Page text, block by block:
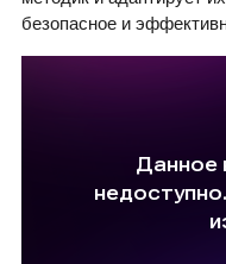
безопасное и